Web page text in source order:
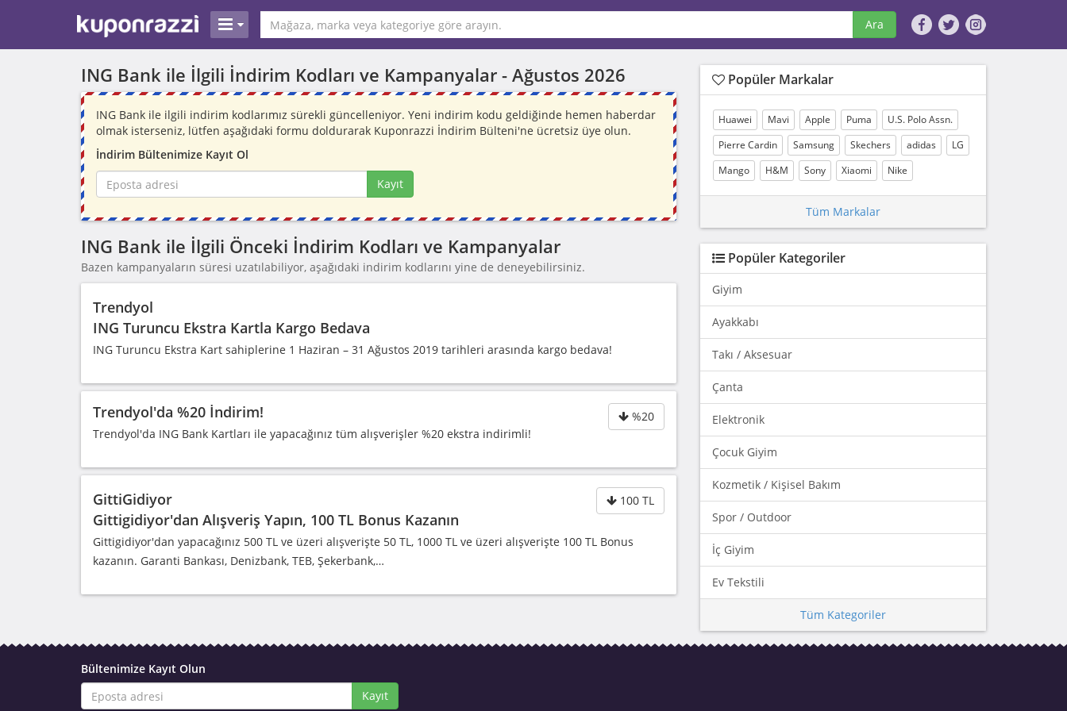
Ara
ING Bank ile İlgili İndirim Kodları ve Kampanyalar - Ağustos 2026
ING Bank ile ilgili indirim kodlarımız sürekli güncelleniyor. Yeni indirim kodu geldiğinde hemen haberdar
olmak isterseniz, lütfen aşağıdaki formu doldurarak Kuponrazzi İndirim Bülteni'ne ücretsiz üye olun.
İndirim Bültenimize Kayıt Ol
Kayıt
ING Bank ile İlgili Önceki İndirim Kodları ve Kampanyalar
Bazen kampanyaların süresi uzatılabiliyor, aşağıdaki indirim kodlarını yine de deneyebilirsiniz.
Trendyol
ING Turuncu Ekstra Kartla Kargo Bedava
ING Turuncu Ekstra Kart sahiplerine 1 Haziran – 31 Ağustos 2019 tarihleri arasında kargo bedava!
%20
Trendyol'da %20 İndirim!
Trendyol'da ING Bank Kartları ile yapacağınız tüm alışverişler %20 ekstra indirimli!
100 TL
GittiGidiyor
Gittigidiyor'dan Alışveriş Yapın, 100 TL Bonus Kazanın
Gittigidiyor'dan yapacağınız 500 TL ve üzeri alışverişte 50 TL, 1000 TL ve üzeri alışverişte 100 TL Bonus
kazanın. Garanti Bankası, Denizbank, TEB, Şekerbank,…
Popüler Markalar
Huawei Mavi Apple Puma
U.S. Polo Assn.
Pierre Cardin
Samsung Skechers adidas
LG
Mango
H&M Sony Xiaomi Nike
Tüm Markalar
Popüler Kategoriler
Giyim
Ayakkabı
Takı / Aksesuar
Çanta
Elektronik
Çocuk Giyim
Kozmetik / Kişisel Bakım
Spor / Outdoor
İç Giyim
Ev Tekstili
Tüm Kategoriler
Bültenimize Kayıt Olun
Kayıt